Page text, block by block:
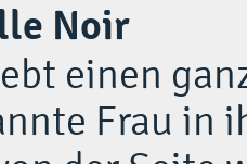
Noir
einen
Frau in